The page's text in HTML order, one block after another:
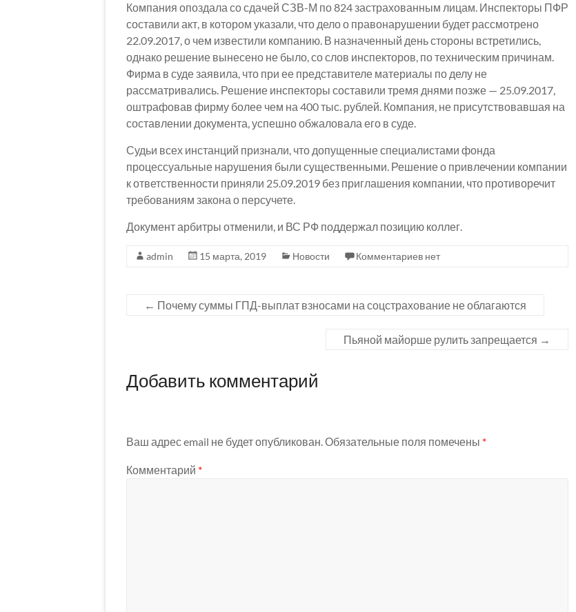
Компания опоздала со сдачей СЗВ-М по 824 застрахованным лицам. Инспекторы ПФР
составили акт, в котором указали, что дело о правонарушении будет рассмотрено
22.09.2017, о чем известили компанию. В назначенный день стороны встретились,
однако решение вынесено не было, со слов инспекторов, по техническим причинам.
Фирма в суде заявила, что при ее представителе материалы по делу не
рассматривались. Решение инспекторы составили тремя днями позже — 25.09.2017,
оштрафовав фирму более чем на 400 тыс. рублей. Компания, не присутствовавшая на
составлении документа, успешно обжаловала его в суде.
Судьи всех инстанций признали, что допущенные специалистами фонда
процессуальные нарушения были существенными. Решение о привлечении компании
к ответственности приняли 25.09.2019 без приглашения компании, что противоречит
требованиям закона о персучете.
Документ арбитры отменили, и ВС РФ поддержал позицию коллег.
admin 15 марта, 2019 Новости Комментариев нет
← Почему суммы ГПД-выплат взносами на соцстрахование не облагаются
Пьяной майорше рулить запрещается →
Добавить комментарий
Ваш адрес email не будет опубликован. Обязательные поля помечены *
Комментарий *